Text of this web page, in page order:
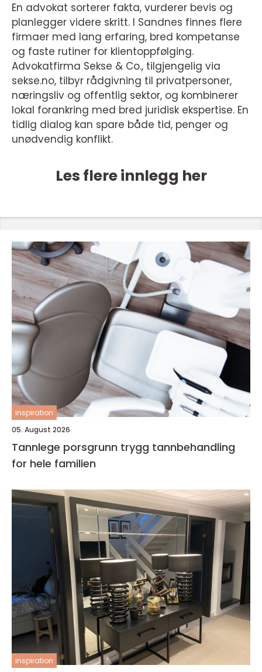
En advokat sorterer fakta, vurderer bevis og
planlegger videre skritt. I Sandnes finnes flere
firmaer med lang erfaring, bred kompetanse
og faste rutiner for klientoppfølging.
Advokatfirma Sekse & Co., tilgjengelig via
sekse.no, tilbyr rådgivning til privatpersoner,
næringsliv og offentlig sektor, og kombinerer
lokal forankring med bred juridisk ekspertise. En
tidlig dialog kan spare både tid, penger og
unødvendig konflikt.
Les flere innlegg her
inspiration
05. August 2026
Tannlege porsgrunn trygg tannbehandling
for hele familien
inspiration